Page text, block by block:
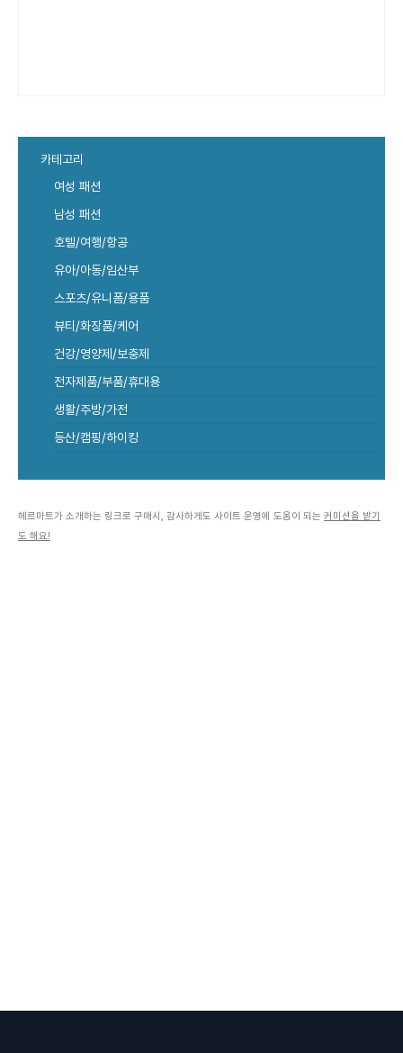
카테고리
여성 패션
남성 패션
호텔/여행/항공
유아/아동/임산부
스포츠/유니폼/용품
뷰티/화장품/케어
건강/영양제/보충제
전자제품/부품/휴대용
생활/주방/가전
등산/캠핑/하이킹
헤르마트가 소개하는 링크로 구매시, 감사하게도 사이트 운영에 도움이 되는 커미션을 받기
도 해요!